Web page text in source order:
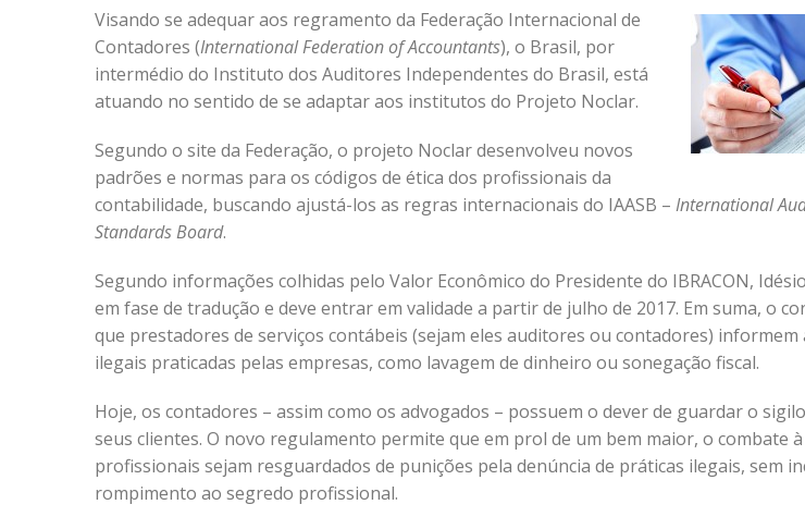
Visando se adequar aos regramento da Federação Internacional de
Contadores (International Federation of Accountants), o Brasil, por
intermédio do Instituto dos Auditores Independentes do Brasil, está
atuando no sentido de se adaptar aos institutos do Projeto Noclar.
Segundo o site da Federação, o projeto Noclar desenvolveu novos
padrões e normas para os códigos de ética dos profissionais da
contabilidade, buscando ajustá-los as regras internacionais do IAASB – International
Standards Board.
Segundo informações colhidas pelo Valor Econômico do Presidente do IBRACON,
em fase de tradução e deve entrar em validade a partir de julho de 2017. Em suma, o
que prestadores de serviços contábeis (sejam eles auditores ou contadores)
ilegais praticadas pelas empresas, como lavagem de dinheiro ou sonegação fiscal.
Hoje, os contadores – assim como os advogados – possuem o dever de guardar o
seus clientes. O novo regulamento permite que em prol de um bem maior, o combate
profissionais sejam resguardados de punições pela denúncia de práticas ilegais, sem
rompimento ao segredo profissional.